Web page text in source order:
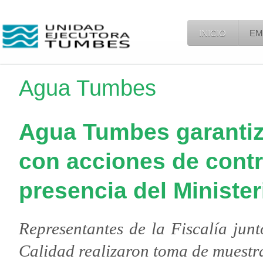
INICIO
Agua Tumbes
Agua Tumbes
con acciones de
presencia del
Representantes de la Fiscalía
Calidad realizaron toma de